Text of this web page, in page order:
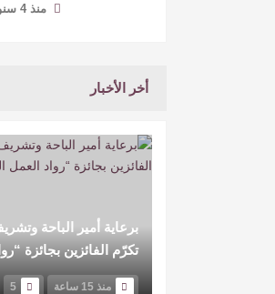
منذ 4 سنوات
أخر الأخبار
برعاية أمير الباحة
تكرّم الفائزين بجائزة
منذ 15 ساعة 5